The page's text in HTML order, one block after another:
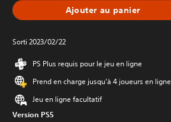
Ajouter au panier
Sorti 2023/02/22
PS Plus requis pour le jeu en ligne
Prend en charge jusqu’à 4 joueurs en
Jeu en ligne facultatif
Version PS5